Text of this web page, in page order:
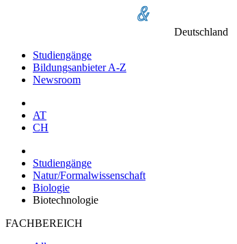
Deutschland
Studiengänge
Bildungsanbieter A-Z
Newsroom
AT
CH
Studiengänge
Natur/Formalwissenschaft
Biologie
Biotechnologie
FACHBEREICH